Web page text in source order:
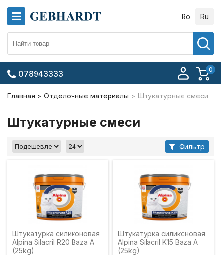
Ro Ru
0
078943333
Главная Отделочные материалы Штукатурные смеси
Штукатурные смеси
Фильтр
Штукатурка силиконовая
Alpina Silacril R20 Baza A
(25kg)
Штукатурка силиконовая
Alpina Silacril K15 Baza A
(25kg)